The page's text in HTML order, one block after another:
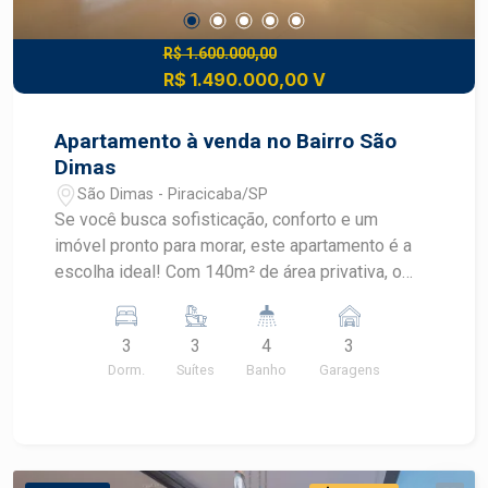
perfeita para o Rio Piracicaba.
R$ 1.600.000,00
R$ 1.490.000,00 V
Apartamento à venda no Bairro São
Dimas
São Dimas - Piracicaba/SP
Se você busca sofisticação, conforto e um
imóvel pronto para morar, este apartamento é a
escolha ideal! Com 140m² de área privativa, o
ambientes amplos e integrados, além de
armários planejados, climatização completa e
piso Indusparquet na área íntima, proporcionando
privacidade para toda a família; - Sala ampla para
3
Dorm.
3
Suítes
4
Banho
3
Garagens